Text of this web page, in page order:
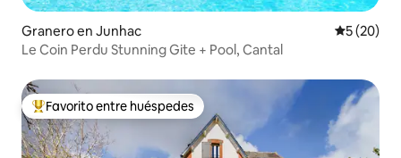
Granero en Junhac
5 (20)
Le Coin Perdu Stunning Gite + Pool, Cantal
Favorito entre huéspedes preferido
Favorito entre huéspedes